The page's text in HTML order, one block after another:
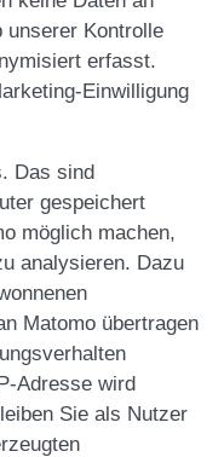
unserer Kontrolle
erfasst.
Einwilligung
Das sind
gespeichert
möglich machen,
analysieren. Dazu
Matomo übertragen
Adresse wird
Sie als Nutzer